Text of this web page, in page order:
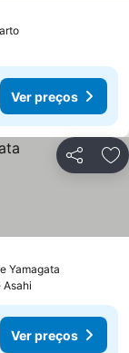
Ver preços
Partilhar
Yamagata
Asahi
Ver preços